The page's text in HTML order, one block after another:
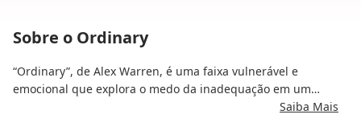
Sobre o Ordinary
“Ordinary”, de Alex Warren, é uma faixa vulnerável e
emocional que explora o medo da inadequação em um
Saiba Mais